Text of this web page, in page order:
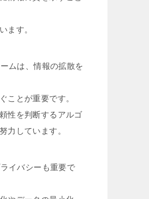
ます。
ムは、情報の拡散を
ことが重要です。
性を判断するアルゴ
力しています。
イバシーも重要で